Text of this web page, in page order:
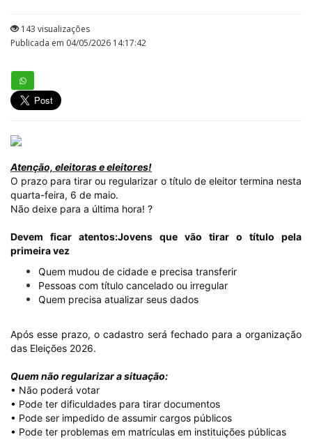
143 visualizações
Publicada em 04/05/2026 14:17:42
Atenção, eleitoras e eleitores!
O prazo para tirar ou regularizar o título de eleitor termina nesta
quarta-feira, 6 de maio.
Não deixe para a última hora! ?
Devem ficar atentos:Jovens que vão tirar o título pela
primeira vez
Quem mudou de cidade e precisa transferir
Pessoas com título cancelado ou irregular
Quem precisa atualizar seus dados
Após esse prazo, o cadastro será fechado para a organização
das Eleições 2026.
Quem não regularizar a situação:
• Não poderá votar
• Pode ter dificuldades para tirar documentos
• Pode ser impedido de assumir cargos públicos
• Pode ter problemas em matrículas em instituições públicas